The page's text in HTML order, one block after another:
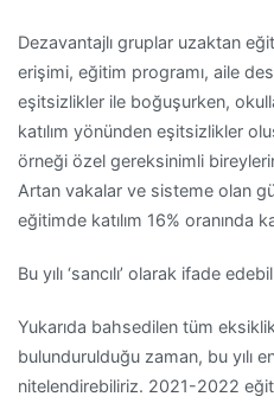
Dezavantajlı gruplar uzaktan
erişimi, eğitim programı, aile
eşitsizlikler ile boğuşurken,
katılım yönünden eşitsizlikler
örneği özel gereksinimli bireylerin
Artan vakalar ve sisteme olan
eğitimde katılım 16% oranında
Bu yılı ‘sancılı’ olarak ifade
Yukarıda bahsedilen tüm
bulundurulduğu zaman, bu yılı
nitelendirebiliriz. 2021-2022